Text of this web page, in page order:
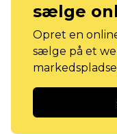
sælge
Opret en
sælge på et